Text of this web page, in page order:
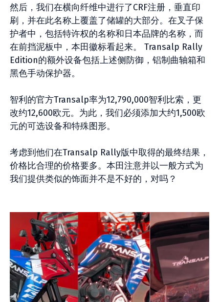
然后，我们在横向纤维中进行了CRF注册，垂直印
刷，并在此名称上覆盖了储罐的大部分。在叉子保
护者中，包括特许权的名称和日本品牌的名称，而
在前挡泥板中，本田徽标看起来。 Transalp Rally
Edition的额外设备包括上述侧防御，铝制曲轴箱和
黑色手动保护器。
智利的官方Transalp率为12,790,000智利比索，更
改约12,600欧元。为此，我们必须添加大约1,500欧
元的可选设备和特殊图形。
考虑到他们在Transalp Rally版中取得的最终结果，
价格比合理的价格要多。本田注意并以一般方式为
我们提供类似的饰面并不是不好的，对吗？